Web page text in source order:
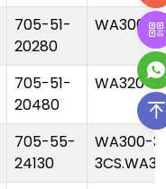
705-51-
20280
WA300-
705-51-
20480
WA320-3
705-55-
24130
WA300-